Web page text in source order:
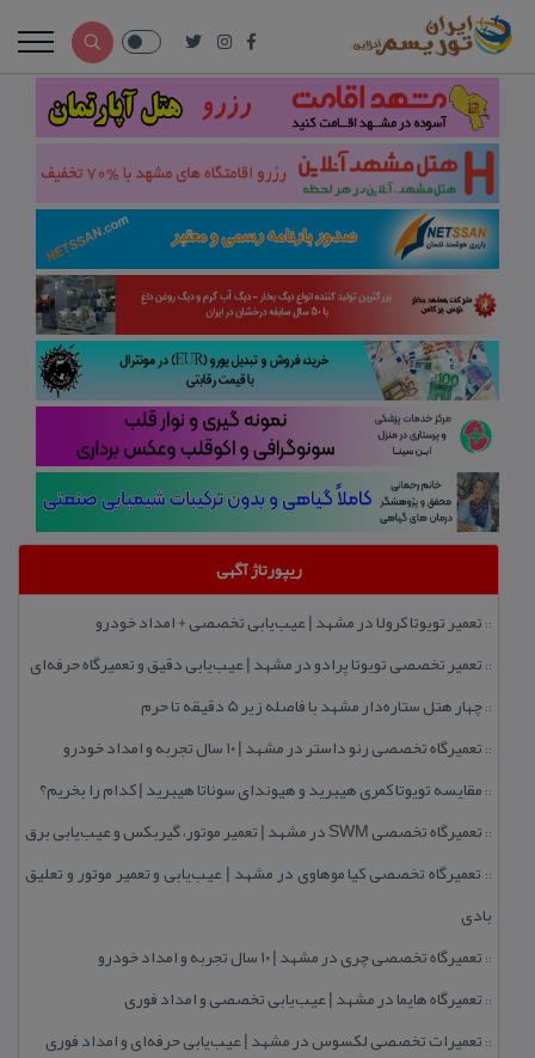
ریپورتاژ آگهی
:: تعمیر تویوتا كرولا در مشهد | عیب‌یابی تخصصی + امداد خودرو
:: تعمیر تخصصی تویوتا پرادو در مشهد | عیب‌یابی دقیق و تعمیرگاه حرفه‌ای
::چهار هتل‌ ستاره‌دار مشهد با فاصله زیر 5 دقیقه تا حرم
:: تعمیرگاه تخصصی رنو داستر در مشهد | ۱۰ سال تجربه و امداد خودرو
:: مقایسه تویوتا كمری هیبرید و هیوندای سوناتا هیبرید | كدام را بخریم؟
:: تعمیرگاه تخصصی SWM در مشهد | تعمیر موتور، گیربكس و عیب‌یابی برق
:: تعمیرگاه تخصصی كیا موهاوی در مشهد | عیب‌یابی و تعمیر موتور و تعلیق
بادی
:: تعمیرگاه تخصصی چری در مشهد | ۱۰ سال تجربه و امداد خودرو
:: تعمیرگاه هایما در مشهد | عیب‌یابی تخصصی و امداد فوری
:: تعمیرات تخصصی لكسوس در مشهد | عیب‌یابی حرفه‌ای و امداد فوری